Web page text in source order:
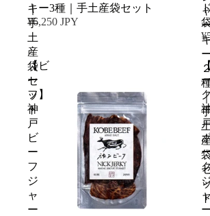
｜
手
土
産
袋
セ
ッ
ト
キー3種｜手土産袋セット
¥6,250 JPY
ャ
｜
ト
【ビ
ー
フ】
神
戸
ビ
ー
フ
ジ
ャ
ー
ャ